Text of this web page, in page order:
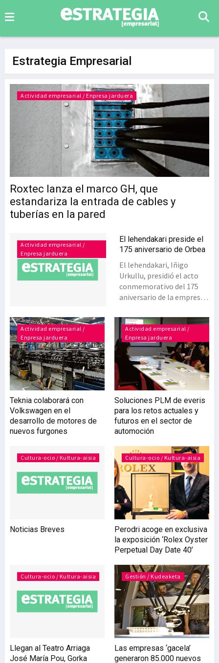
Estrategia Empresarial
Roxtec lanza el marco GH, que
estandariza la entrada de cables y
tuberías en la pared
Actividad empresarial / Enpresa jarduera
Actividad empresarial /
Enpresa jarduera
El lehendakari preside el
175 aniversario de Orbea
El lehendakari, Iñigo
Urkullu, presidió el acto
conmemorativo del 175
aniversario de la empresa
Orbea, perteneciente al
Grupo Mondragón (MCC).
Urkullu señaló que Orbea
es una empresa ‘referente’
en Euskadi por su apuesta
por el capital humano, la
mejora continua y por su
global, no en vano, está
presente en un total de 55
países. El acto tuvo lugar
en las instalaciones de la
fábrica Orbea de Mallabia
(Bizkaia), y contó con la
presencia de la consejera
de Desarrollo Económico y
Competitividad, Arantxa
Tapia, y el consejero de
Empleo y Asuntos
Ciclistas y excorredores
profesiona
Actividad empresarial /
Enpresa jarduera
Teknia colaborará con
Volkswagen en el
desarrollo de motores de
nuevos furgones
Actividad empresarial /
Enpresa jarduera
Soluciones PLM de everis
para los retos actuales y
futuros en el sector de
automoción
Cultura-ocio / Kultura-aisia
Noticias Breves
Cultura-ocio / Kultura-aisia
Perodri acoge en exclusiva
la exposición ‘Rolex Oyster
Perpetual Day Date 40’
Cultura-ocio / Kultura-aisia
Llegan al Teatro Arriaga
José María Pou, Gorka
Gestión / Kudeaketa
Las empresas ‘gacela’
generaron 85.000 nuevos